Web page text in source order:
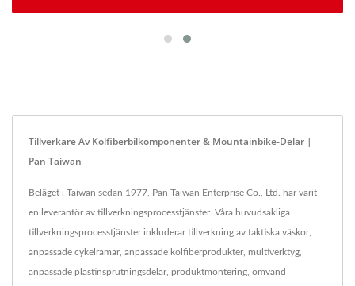
Tillverkare Av Kolfiberbilkomponenter & Mountainbike-Delar |
Pan Taiwan
Beläget i Taiwan sedan 1977, Pan Taiwan Enterprise Co., Ltd. har varit
en leverantör av tillverkningsprocesstjänster. Våra huvudsakliga
tillverkningsprocesstjänster inkluderar tillverkning av taktiska väskor,
anpassade cykelramar, anpassade kolfiberprodukter, multiverktyg,
anpassade plastinsprutningsdelar, produktmontering, omvänd